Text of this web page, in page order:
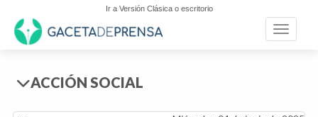
Ir a Versión Clásica o escritorio
Toggle
ACCIÓN SOCIAL